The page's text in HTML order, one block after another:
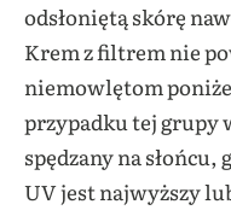
odsłoniętą skórę
Krem z filtrem nie
niemowlętom
przypadku tej grupy
spędzany na
UV jest najwyższy